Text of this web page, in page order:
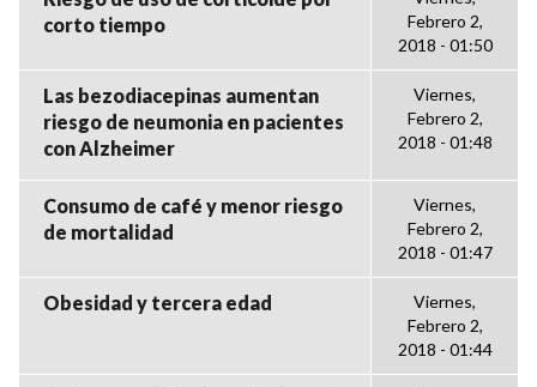
corto tiempo
Febrero 2,
2018 - 01:50
Las bezodiacepinas aumentan
riesgo de neumonia en pacientes
con Alzheimer
Viernes,
Febrero 2,
2018 - 01:48
Consumo de café y menor riesgo
de mortalidad
Viernes,
Febrero 2,
2018 - 01:47
Obesidad y tercera edad
Viernes,
Febrero 2,
2018 - 01:44